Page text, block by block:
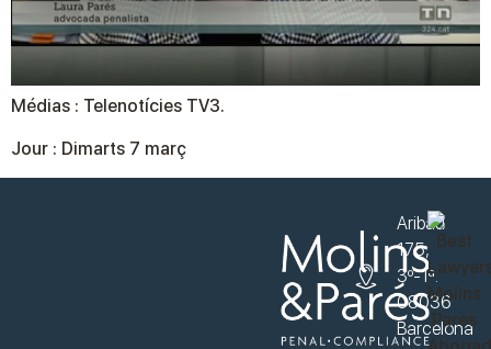
Médias : Telenotícies TV3.
Jour : Dimarts 7 març
Aribau
175,
3º-1ª.
08036
Barcelona